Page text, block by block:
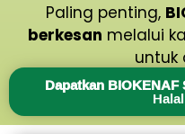
Paling penting,
berkesan melalui
untuk
Dapatkan BIOKENAF